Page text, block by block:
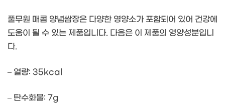
풀무원 매콤 양념쌈장은 다양한 영양소가 포함되어 있어 건강에
도움이 될 수 있는 제품입니다. 다음은 이 제품의 영양성분입니
다.
– 열량: 35kcal
– 탄수화물: 7g